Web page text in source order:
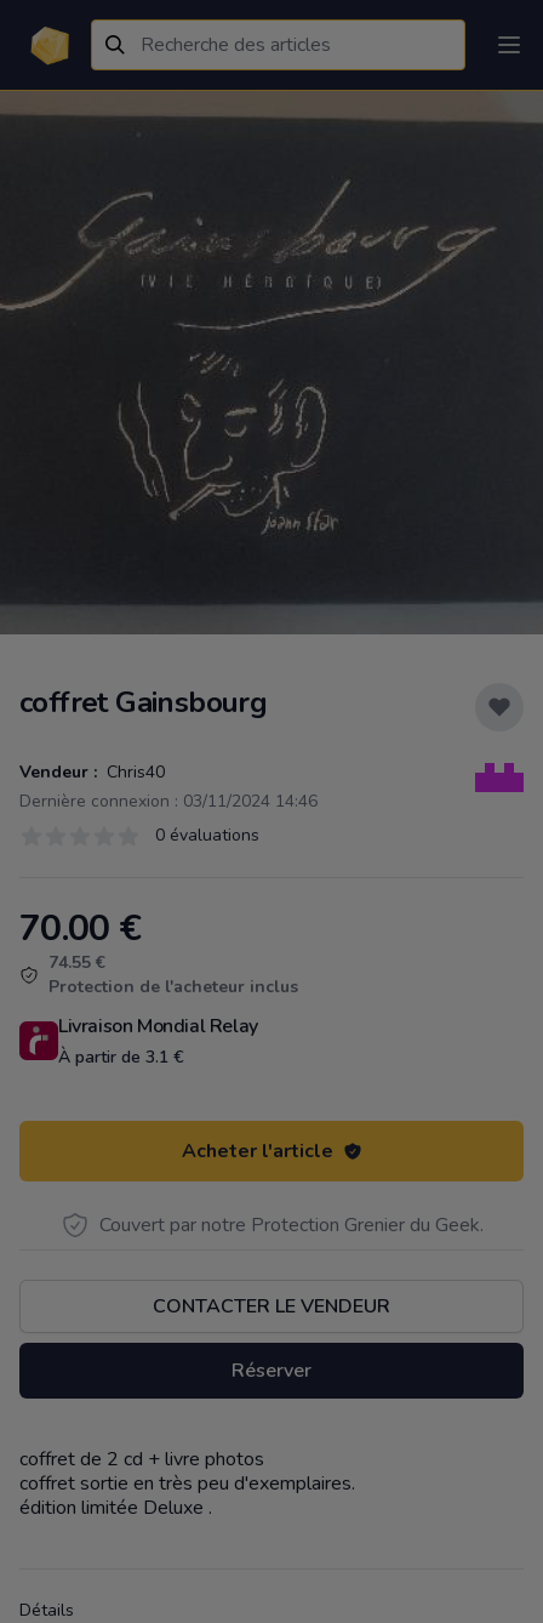
coffret Gainsbourg
Vendeur : Chris40
Dernière connexion : 03/11/2024 14:46
0 évaluations
Product information
70.00 €
74.55 €
Protection de l'acheteur inclus
Livraison Mondial Relay
À partir de 3.1 €
Acheter l'article
Couvert par notre Protection Grenier du Geek.
CONTACTER LE VENDEUR
Réserver
Description
coffret de 2 cd + livre photos
coffret sortie en très peu d'exemplaires.
édition limitée Deluxe .
Détails